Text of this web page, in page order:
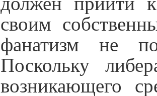
своим
фанатизм не
Поскольку
возникающего